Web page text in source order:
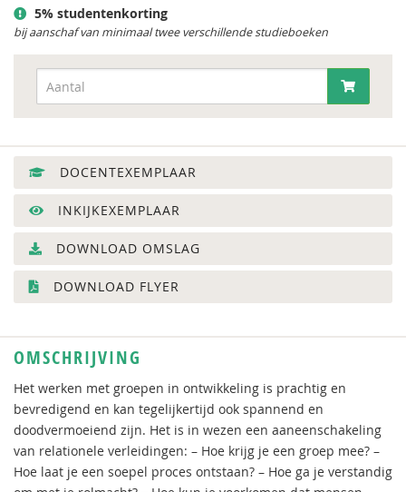
5% studentenkorting
bij aanschaf van minimaal twee verschillende studieboeken
DOCENTEXEMPLAAR
INKIJKEXEMPLAAR
DOWNLOAD OMSLAG
DOWNLOAD FLYER
OMSCHRIJVING
Het werken met groepen in ontwikkeling is prachtig en
bevredigend en kan tegelijkertijd ook spannend en
doodvermoeiend zijn. Het is in wezen een aaneenschakeling
van relationele verleidingen: – Hoe krijg je een groep mee? –
Hoe laat je een soepel proces ontstaan? – Hoe ga je verstandig